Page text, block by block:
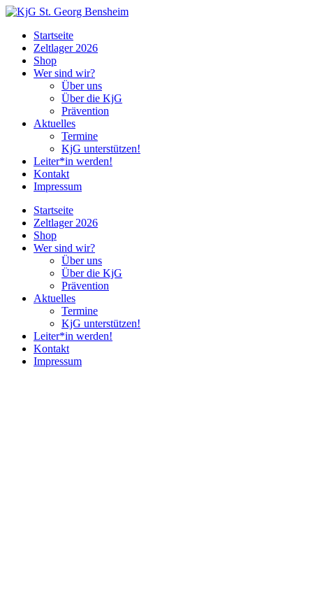
Zum
wechselnStartseite
Zeltlager 2026
Shop
Wer sind wir?
Über uns
Über die KjG
Prävention
Aktuelles
Termine
KjG unterstützen!
Leiter*in werden!
Kontakt
Impressum
Menü
Startseite
Zeltlager 2026
Shop
Wer sind wir?
Über uns
Über die KjG
Prävention
Aktuelles
Termine
KjG unterstützen!
Leiter*in werden!
Kontakt
Impressum